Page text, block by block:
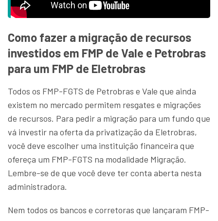
Como fazer a migração de recursos
investidos em FMP de Vale e Petrobras
para um FMP de Eletrobras
Todos os FMP-FGTS de Petrobras e Vale que ainda
existem no mercado permitem resgates e migrações
de recursos. Para pedir a migração para um fundo que
vá investir na oferta da privatização da Eletrobras,
você deve escolher uma instituição financeira que
ofereça um FMP-FGTS na modalidade Migração.
Lembre-se de que você deve ter conta aberta nesta
administradora.
Nem todos os bancos e corretoras que lançaram FMP-